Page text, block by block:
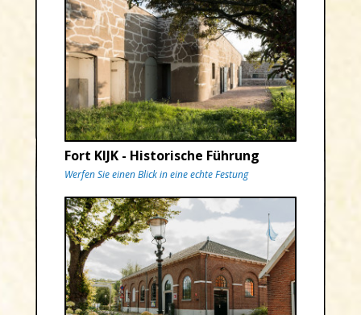
Fort KIJK - Historische Führung
Werfen Sie einen Blick in eine echte Festung